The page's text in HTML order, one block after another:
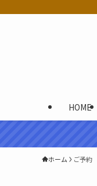
HOME
ホーム ご予約